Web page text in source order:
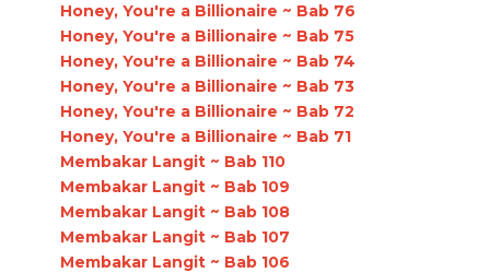
Honey, You're a Billionaire ~ Bab 76
Honey, You're a Billionaire ~ Bab 75
Honey, You're a Billionaire ~ Bab 74
Honey, You're a Billionaire ~ Bab 73
Honey, You're a Billionaire ~ Bab 72
Honey, You're a Billionaire ~ Bab 71
Membakar Langit ~ Bab 110
Membakar Langit ~ Bab 109
Membakar Langit ~ Bab 108
Membakar Langit ~ Bab 107
Membakar Langit ~ Bab 106